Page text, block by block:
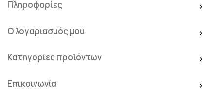
Πληροφορίες
Ο λογαριασμός μου
Κατηγορίες προϊόντων
Επικοινωνία